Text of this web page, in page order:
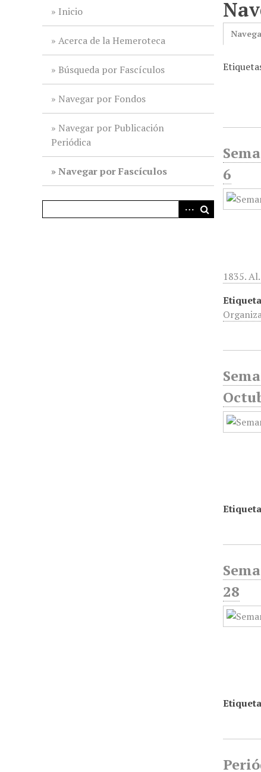
Inicio
Acerca de la Hemeroteca
Búsqueda por Fascículos
Navegar por Fondos
Navegar por Publicación
Periódica
Navegar por Fascículos
6
1835.
28